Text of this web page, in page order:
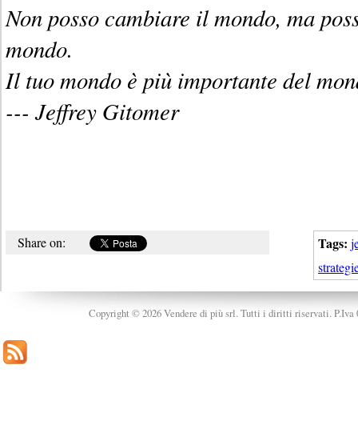
Non posso cambiare il mondo, ma
mondo.
Il tuo mondo è più importante del
--- Jeffrey Gitomer
Tags:
Share on:
Copyright © 2026 Vendere di più srl. Tutti i diritti riservati. P.Iva